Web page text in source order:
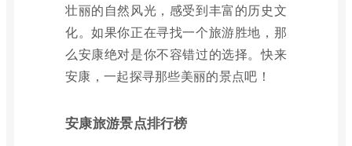
壮丽的自然风光，感受到丰富的历史文
化。如果你正在寻找一个旅游胜地，那
么安康绝对是你不容错过的选择。快来
安康，一起探寻那些美丽的景点吧！
安康旅游景点排行榜